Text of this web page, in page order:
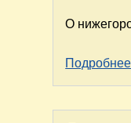
О
Подробнее